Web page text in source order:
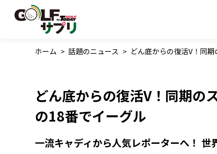
ホーム > 話題のニュース > どん底からの復活V！同
どん底からの復活V！同期の
の18番でイーグル
一流キャディから人気レポーターへ！